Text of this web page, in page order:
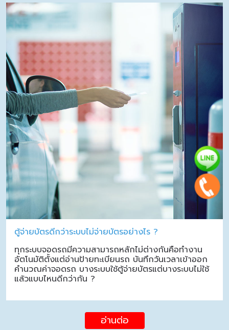
ตู้จ่ายบัตรดีกว่าระบบไม่จ่ายบัตรอย่างไร ?
ทุกระบบจอดรถมีความสามารถหลักไม่ต่างกันคือทำงาน
อัตโนมัติตั้งแต่อ่านป้ายทะเบียนรถ บันทึกวันเวลาเข้าออก
คำนวณค่าจอดรถ บางระบบใช้ตู้จ่ายบัตรแต่บางระบบไม่ใช้
แล้วแบบไหนดีกว่ากัน ?
อ่านต่อ